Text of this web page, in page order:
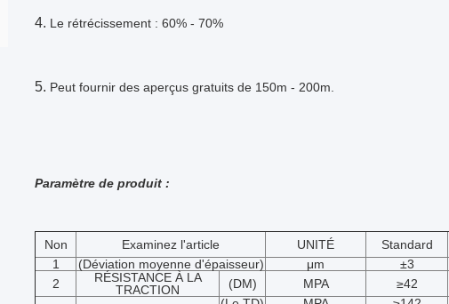
4. Le rétrécissement : 60% - 70%
5. Peut fournir des aperçus gratuits de 150m - 200m.
Paramètre de produit :
Non Examinez l'article UNITÉ Standard
1
(Déviation moyenne d'épaisseur) μm ±3
2
RÉSISTANCE À LA
TRACTION
(DM) MPA ≥42